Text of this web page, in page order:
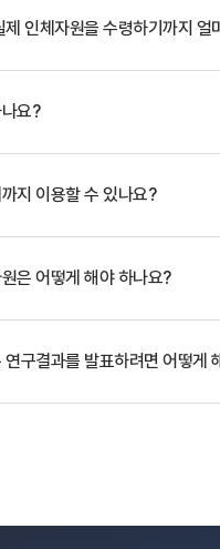
인체자원을 수령하기까지 얼
요?
지 이용할 수 있나요?
은 어떻게 해야 하나요?
구결과를 발표하려면 어떻게